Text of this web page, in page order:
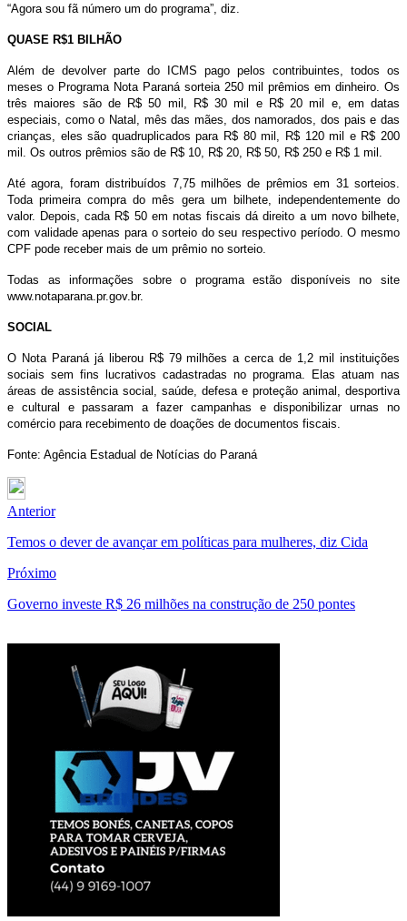
“Agora sou fã número um do programa”, diz.
QUASE R$1 BILHÃO
Além de devolver parte do ICMS pago pelos contribuintes, todos os
meses o Programa Nota Paraná sorteia 250 mil prêmios em dinheiro. Os
três maiores são de R$ 50 mil, R$ 30 mil e R$ 20 mil e, em datas
especiais, como o Natal, mês das mães, dos namorados, dos pais e das
crianças, eles são quadruplicados para R$ 80 mil, R$ 120 mil e R$ 200
mil. Os outros prêmios são de R$ 10, R$ 20, R$ 50, R$ 250 e R$ 1 mil.
Até agora, foram distribuídos 7,75 milhões de prêmios em 31 sorteios.
Toda primeira compra do mês gera um bilhete, independentemente do
valor. Depois, cada R$ 50 em notas fiscais dá direito a um novo bilhete,
com validade apenas para o sorteio do seu respectivo período. O mesmo
CPF pode receber mais de um prêmio no sorteio.
Todas as informações sobre o programa estão disponíveis no site
www.notaparana.pr.gov.br.
SOCIAL
O Nota Paraná já liberou R$ 79 milhões a cerca de 1,2 mil instituições
sociais sem fins lucrativos cadastradas no programa. Elas atuam nas
áreas de assistência social, saúde, defesa e proteção animal, desportiva
e cultural e passaram a fazer campanhas e disponibilizar urnas no
comércio para recebimento de doações de documentos fiscais.
Fonte: Agência Estadual de Notícias do Paraná
Anterior
Temos o dever de avançar em políticas para mulheres, diz Cida
Próximo
Governo investe R$ 26 milhões na construção de 250 pontes